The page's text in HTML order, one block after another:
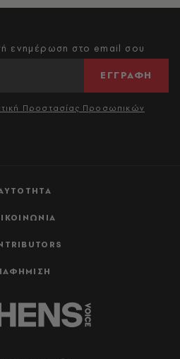
ενημέρωση στο email σου
ΕΓΓΡΑΦΗ
Προστασίας Προσωπικών